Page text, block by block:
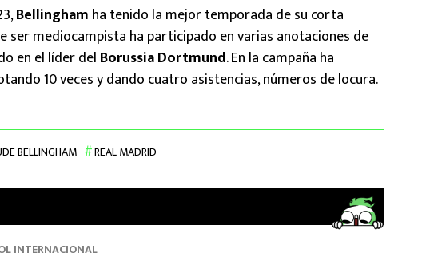
Bellingham ha tenido la mejor temporada de su corta
ser mediocampista ha participado en varias anotaciones de
en el líder del Borussia Dortmund. En la campaña ha
10 veces y dando cuatro asistencias, números de locura.
BELLINGHAM REAL MADRID
INTERNACIONAL